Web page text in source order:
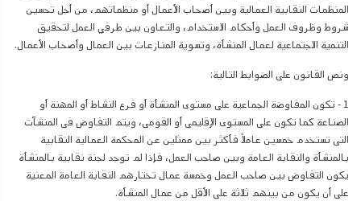
المنظمات النقابية العمالية وبين أصحاب الأعمال أو منظماتهم، من أجل تحسين
شروط وظروف العمل وأحكام الاستخدام، والتعاون بين طرفي العمل لتحقيق
التنمية الاجتماعية لعمال المنشأة، وتسوية المنازعات بين العمال وأصحاب الأعمال.
ونص القانون على الضوابط التالية:
1 - تكون المفاوضة الجماعية على مستوى المنشأة أو فرع النشاط أو المهنة أو
الصناعة كما تكون على المستوى الإقليمى أو القومى، ويتم التفاوض فى المنشآت
التى تستخدم خمسين عاملاً فأكثر بين ممثلين عن المحكمة العمالية النقابية
بالمنشأة والنقابة العامة وبين صاحب العمل، فإذا لم توجد لجنة نقابية بالمنشأة
يكون التفاوض بين صاحب العمل وخمسة عمال تختارهم النقابة العامة المعنية
على أن يكون من بينهم ثلاثة على الأقل من عمال المنشأة.